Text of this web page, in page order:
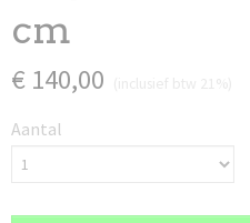
cm
€ 140,00
Aantal